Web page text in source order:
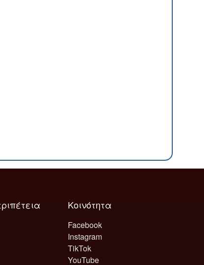
Κοινότητα
Facebook
Instagram
TikTok
YouTube